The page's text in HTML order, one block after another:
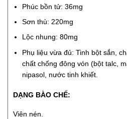
Phúc bồn tử: 36mg
Sơn thù: 220mg
Lộc nhung: 80mg
Phụ liệu vừa đủ: Tinh bột sắn,
chất chống đông vón (bột talc,
nipasol, nước tinh khiết.
DẠNG BÀO CHẾ:
Viên nén.